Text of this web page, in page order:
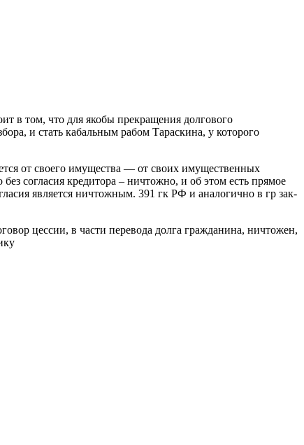
в том, что для якобы прекращения долгового
и стать кабальным рабом Тараскина, у которого
от своего имущества — от своих имущественных
согласия кредитора – ничтожно, и об этом есть прямое
является ничтожным. 391 гк РФ и аналогично в гр зак-
цессии, в части перевода долга гражданина, ничтожен,